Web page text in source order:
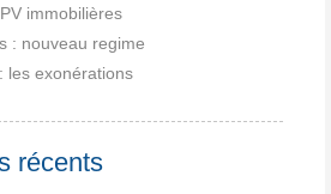
immobilières
: nouveau regime
les exonérations
récents